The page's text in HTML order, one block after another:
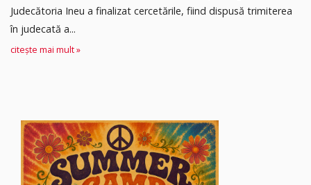
Judecătoria Ineu a finalizat cercetările, fiind dispusă trimiterea
în judecată a...
citește mai mult »